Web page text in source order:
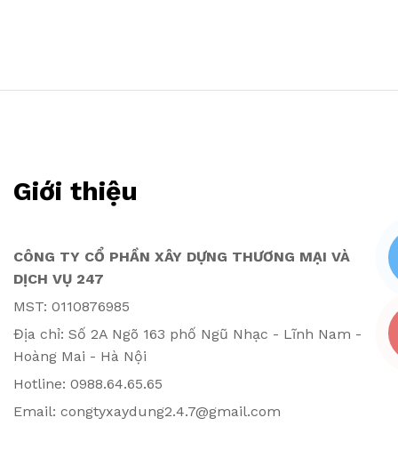
Giới thiệu
CÔNG TY CỔ PHẦN XÂY DỰNG THƯƠNG MẠI VÀ
DỊCH VỤ 247
MST: 0110876985
Địa chỉ: Số 2A Ngõ 163 phố Ngũ Nhạc - Lĩnh Nam -
Hoàng Mai - Hà Nội
Hotline: 0988.64.65.65
Email: congtyxaydung2.4.7@gmail.com